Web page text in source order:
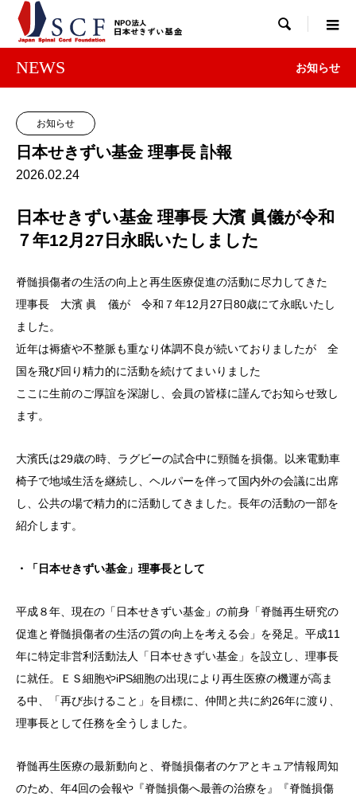

NEWS お知らせ
お知らせ
日本せきずい基金 理事長 訃報
2026.02.24
日本せきずい基金 理事長 大濱 眞儀が令和
７年12 月 27 日 永眠いたしました
脊髄損傷者の生活の向上と再生医療促進の活動に尽力してきた
理事長 大濱 眞 儀が 令和７年12月27日80歳にて永眠いたし
ました。
近年は褥瘡や不整脈も重なり体調不良が続いておりましたが 全
国を飛び回り精力的に活動を続けてまいりました
ここに生前のご厚誼を深謝し、会員の皆様に謹んでお知らせ致し
ます。
大濱氏は29歳の時、ラグビーの試合中に頸髄を損傷。以来電動車
椅子で地域生活を継続し
、ヘルパーを伴って国内外の会議に出席
し、公共の場で精力的に活動してきました。長年の活動の一部を
紹介します。
・「日本せきずい基金」理事長として
平成８年、現在の「日本せきずい基金」の前身「脊髄再生研究の
促進と脊髄損傷者の生活の質の向上を考える会」を発足。平成11
年に特定非営利活動法人「日本せきずい基金」を設立し、理事長
に就任。ＥＳ細胞やiPS細胞の出現により再生医療の機運が高ま
る中、「再び歩けること」を目標に、仲間と共に約26年に渡り、
理事長として任務を全うしました。
脊髄再生医療の最新動向と、脊髄損傷者のケアとキュア情報周知
のため、年4回の会報や『脊髄損傷へ最善の治療を』『脊髄損傷